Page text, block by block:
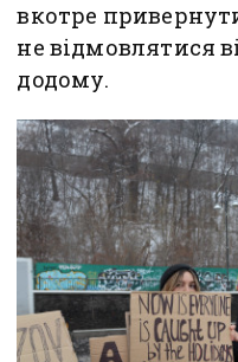
вкотре
не відмовлятися
додому.